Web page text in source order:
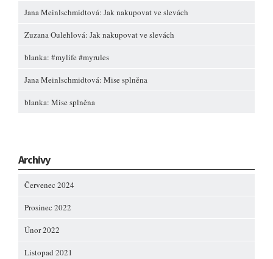
Jana Meinlschmidtová: Jak nakupovat ve slevách
Zuzana Oulehlová: Jak nakupovat ve slevách
blanka: #mylife #myrules
Jana Meinlschmidtová: Mise splněna
blanka: Mise splněna
Archivy
Červenec 2024
Prosinec 2022
Únor 2022
Listopad 2021